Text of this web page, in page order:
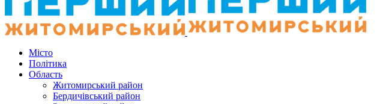
Місто
Політика
Область
Житомирський район
Бердичівський район